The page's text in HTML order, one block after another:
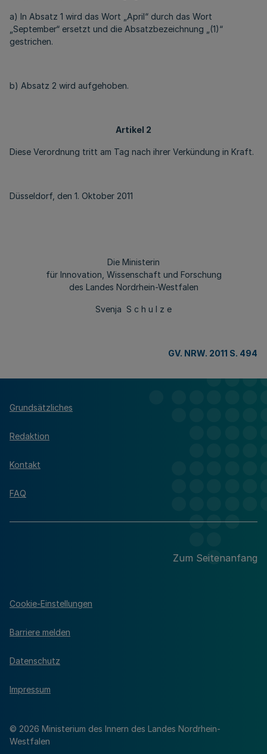
a) In Absatz 1 wird das Wort „April“ durch das Wort
„September“ ersetzt und die Absatzbezeichnung „(1)“
gestrichen.
b) Absatz 2 wird aufgehoben.
Artikel 2
Diese Verordnung tritt am Tag nach ihrer Verkündung in Kraft.
Düsseldorf, den 1. Oktober 2011
Die Ministerin
für Innovation, Wissenschaft und Forschung
des Landes Nordrhein-Westfalen
Svenja S c h u l z e
GV. NRW. 2011 S. 494
Grundsätzliches
Redaktion
Kontakt
FAQ
Zum Seitenanfang
© 2026 Ministerium des Innern des Landes Nordrhein-
Westfalen
Cookie-Einstellungen
Barriere melden
Datenschutz
Impressum